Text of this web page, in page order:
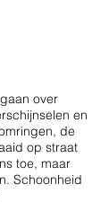
over
en
de
op straat
toe, maar
Schoonheid